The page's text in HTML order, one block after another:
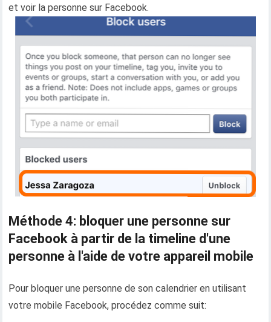
et voir la personne sur Facebook.
Méthode 4: bloquer une personne sur
Facebook à partir de la timeline d'une
personne à l'aide de votre appareil mobile
Pour bloquer une personne de son calendrier en utilisant
votre mobile Facebook, procédez comme suit: